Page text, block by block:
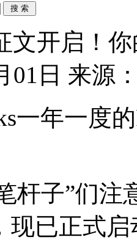
文开启！
01日 来源
一年一度
杆子”们注
现已正式启